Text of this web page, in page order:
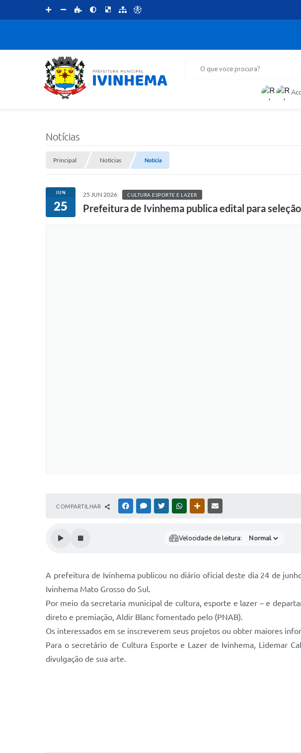
O que voce procura?
Notícias
Principal Notícias Notícia
JUN
25
25 JUN 2026 CULTURA ESPORTE E LAZER
Prefeitura de Ivinhema publica edital para
COMPARTILHAR FACEBOOKMESSENGER
TWITTERWHATSAPPOUTRAS MÍDIAS
Velocidade de leitura:
A prefeitura de Ivinhema publicou no diário oficial deste dia 24 de
Ivinhema Mato Grosso do Sul.
Por meio da secretaria municipal de cultura, esporte e lazer – e
direto e premiação, Aldir Blanc fomentado pelo (PNAB).
Os interessados em se inscreverem seus projetos ou obter maiores
Para o secretário de Cultura Esporte e Lazer de Ivinhema, Lidemar
divulgação de sua arte.